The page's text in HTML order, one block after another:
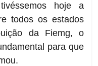
hoje a
todos os estados
da Fiemg, o
para que